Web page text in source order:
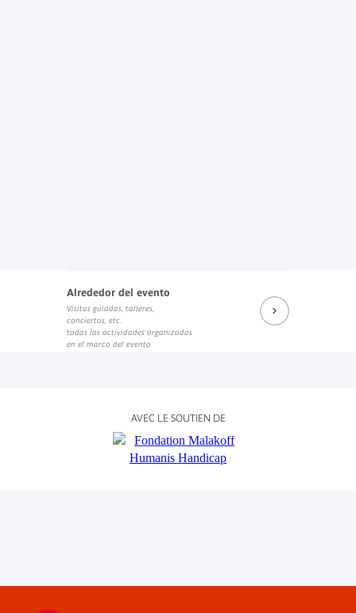
Alrededor del evento
Visitas guiadas, talleres,
conciertos, etc.
todas las actividades organizadas
en el marco del evento
AVEC LE SOUTIEN DE